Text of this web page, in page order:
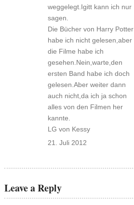
weggelegt.Igitt kann ich nur
sagen.
Die Bücher von Harry Potter
habe ich nicht gelesen,aber
die Filme habe ich
gesehen.Nein,warte,den
ersten Band habe ich doch
gelesen.Aber weiter dann
auch nicht,da ich ja schon
alles von den Filmen her
kannte.
LG von Kessy
21. Juli 2012
Leave a Reply